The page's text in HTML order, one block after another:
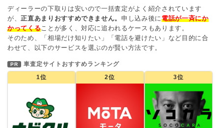
ディーラーの下取りは安いので一括査定がよく紹介されています
が、正直あまりおすすめできません。申し込み後に電話が一斉にか
かってくることが多く、対応に追われるケースもあります。
そのため、「相場だけ知りたい」「電話を避けたい」など目的に合
わせて、以下のサービスを選ぶのが賢い方法です。
PR
車査定サイトおすすめランキング
1位
2位 3位